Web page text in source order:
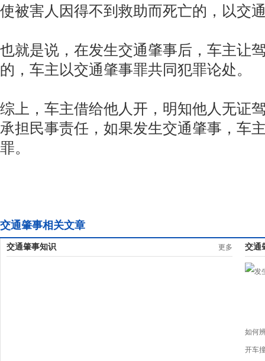
使被害人因得不到救助而死亡的，以交
也就是说，在发生交通肇事后，车主让
的，车主以交通肇事罪共同犯罪论处。
综上，车主借给他人开，明知他人无证
承担民事责任，如果发生交通肇事，车
罪。
交通肇事相关文章
交通肇事知识 更多 交通
如何
开车